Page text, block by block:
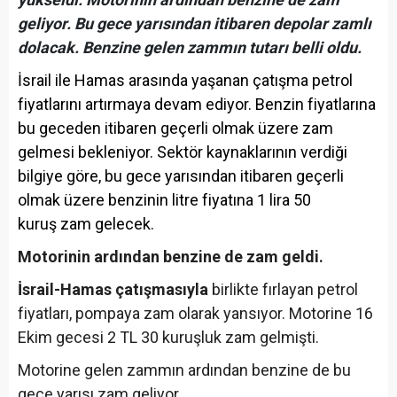
geliyor. Bu gece yarısından itibaren depolar zamlı
dolacak. Benzine gelen zammın tutarı belli oldu.
İsrail ile Hamas arasında yaşanan çatışma petrol
fiyatlarını artırmaya devam ediyor. Benzin fiyatlarına
bu geceden itibaren geçerli olmak üzere zam
gelmesi bekleniyor. Sektör kaynaklarının verdiği
bilgiye göre, bu gece yarısından itibaren geçerli
olmak üzere benzinin litre fiyatına 1 lira 50
kuruş zam gelecek.
Motorinin ardından benzine de zam geldi.
İsrail-Hamas çatışmasıyla birlikte fırlayan petrol
fiyatları, pompaya zam olarak yansıyor. Motorine 16
Ekim gecesi 2 TL 30 kuruşluk zam gelmişti.
Motorine gelen zammın ardından benzine de bu